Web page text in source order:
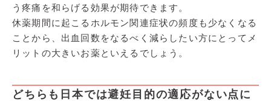
う疼痛を和らげる効果が期待できます。
休薬期間に起こるホルモン関連症状の頻度も少なくなる
ことから、出血回数をなるべく減らしたい方にとってメ
リットの大きいお薬といえるでしょう。
どちらも日本では避妊目的の適応がない点に